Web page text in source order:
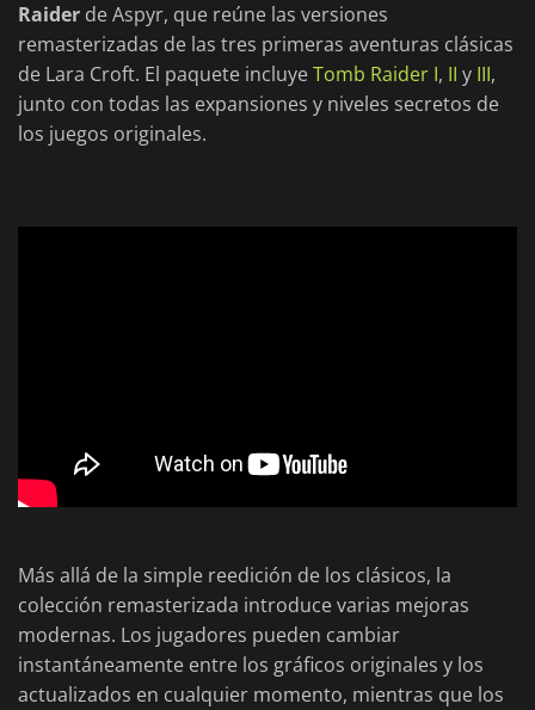
Raider de Aspyr, que reúne las versiones
remasterizadas de las tres primeras aventuras clásicas
de Lara Croft. El paquete incluyeTomb Raider I, II y III,
junto con todas las expansiones y niveles secretos de
los juegos originales.
Más allá de la simple reedición de los clásicos, la
colección remasterizada introduce varias mejoras
modernas. Los jugadores pueden cambiar
instantáneamente entre los gráficos originales y los
actualizados en cualquier momento, mientras que los